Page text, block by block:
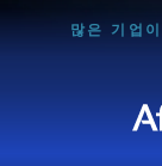
많은 기업